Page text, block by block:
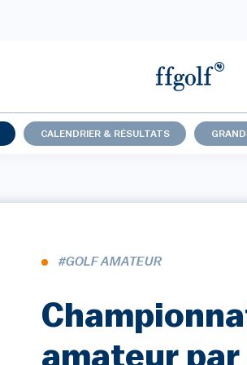
CALENDRIER & RÉSULTATS
#GOLF AMATEUR
amateur par